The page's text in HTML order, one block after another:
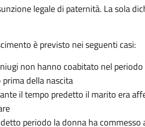
legale di paternità. La sola
è previsto nei seguenti casi:
non hanno coabitato nel
prima della nascita
il tempo predetto il marito era
periodo la donna ha